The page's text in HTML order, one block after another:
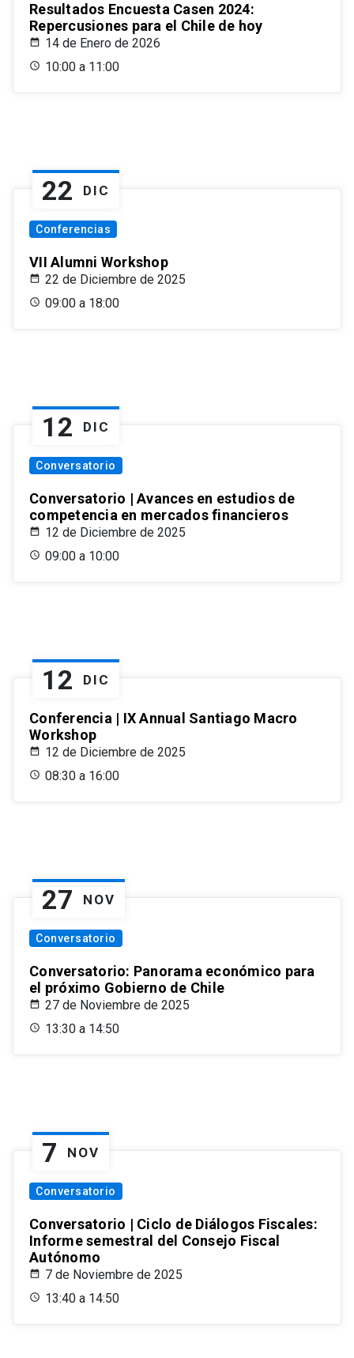
Resultados Encuesta Casen 2024:
Repercusiones para el Chile de hoy
14 de Enero de 2026
10:00 a 11:00
22 DIC
Conferencias
VII Alumni Workshop
22 de Diciembre de 2025
09:00 a 18:00
12 DIC
Conversatorio
Conversatorio | Avances en estudios de
competencia en mercados financieros
12 de Diciembre de 2025
09:00 a 10:00
12 DIC
Conferencia | IX Annual Santiago Macro
Workshop
12 de Diciembre de 2025
08:30 a 16:00
27 NOV
Conversatorio
Conversatorio: Panorama económico para
el próximo Gobierno de Chile
27 de Noviembre de 2025
13:30 a 14:50
7 NOV
Conversatorio
Conversatorio | Ciclo de Diálogos Fiscales:
Informe semestral del Consejo Fiscal
Autónomo
7 de Noviembre de 2025
13:40 a 14:50